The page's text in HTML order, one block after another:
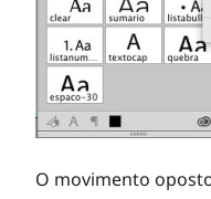
O movimento